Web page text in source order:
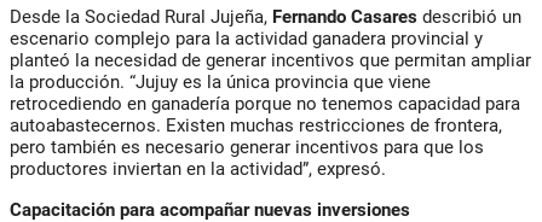
Desde la Sociedad Rural Jujeña, Fernando Casares describió un
escenario complejo para la actividad ganadera provincial y
planteó la necesidad de generar incentivos que permitan ampliar
la producción. “Jujuy es la única provincia que viene
retrocediendo en ganadería porque no tenemos capacidad para
autoabastecernos. Existen muchas restricciones de frontera,
pero también es necesario generar incentivos para que los
productores inviertan en la actividad”, expresó.
Capacitación para acompañar nuevas inversiones